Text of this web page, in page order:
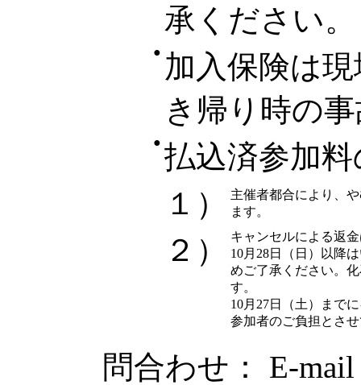
承ください。
● 加入保険は
き帰り時の
● 払込済参加
１）
主催者都合により、
ます。
２）
キャンセルによる返
10月28日（日）以降
めご了承ください。
す。
10月27日（土）まで
参加者のご負担とさ
問合わせ： E-